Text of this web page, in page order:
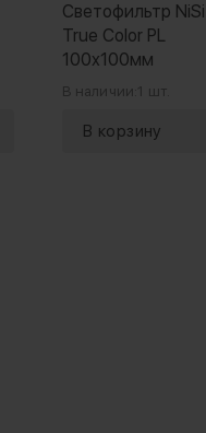
Светофильтр NiSi
True Color PL
100x100мм
В наличии: 1 шт.